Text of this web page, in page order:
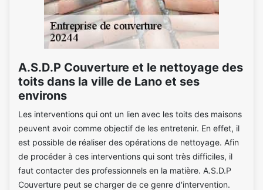
A.S.D.P Couverture et le nettoyage des
toits dans la ville de Lano et ses
environs
Les interventions qui ont un lien avec les toits des maisons
peuvent avoir comme objectif de les entretenir. En effet, il
est possible de réaliser des opérations de nettoyage. Afin
de procéder à ces interventions qui sont très difficiles, il
faut contacter des professionnels en la matière. A.S.D.P
Couverture peut se charger de ce genre d'intervention.